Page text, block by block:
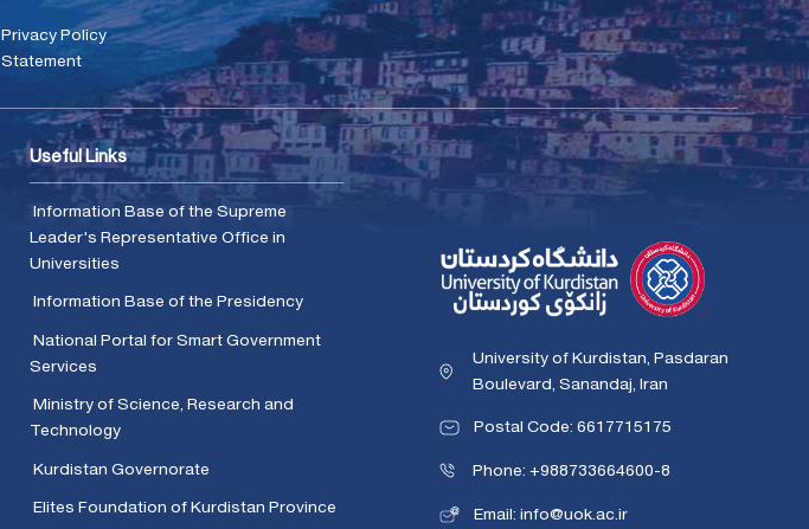
Privacy Policy
Statement
Useful Links
Information Base of the Supreme
Leader's Representative Office in
Universities
Information Base of the Presidency
National Portal for Smart Government
Services
Ministry of Science, Research and
Technology
Kurdistan Governorate
Elites Foundation of Kurdistan Province
University of Kurdistan, Pasdaran
Boulevard, Sanandaj, Iran
Postal Code: 6617715175
Phone: +988733664600-8
Email: info@uok.ac.ir